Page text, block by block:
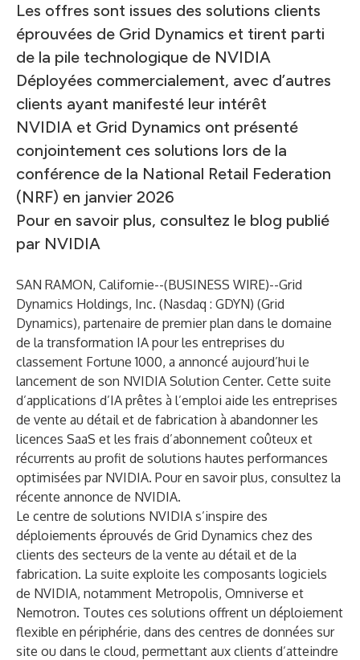
Les offres sont issues des solutions clients
éprouvées de Grid Dynamics et tirent parti
de la pile technologique de NVIDIA
Déployées commercialement, avec d’autres
clients ayant manifesté leur intérêt
NVIDIA et Grid Dynamics ont présenté
conjointement ces solutions lors de la
conférence de la National Retail Federation
(NRF) en janvier 2026
Pour en savoir plus, consultez le blog publié
par NVIDIA
SAN RAMON, Californie--(BUSINESS WIRE)--Grid
Dynamics Holdings, Inc. (Nasdaq : GDYN) (Grid
Dynamics), partenaire de premier plan dans le domaine
de la transformation IA pour les entreprises du
classement Fortune 1000, a annoncé aujourd’hui le
lancement de son NVIDIA Solution Center. Cette suite
d’applications d’IA prêtes à l’emploi aide les entreprises
de vente au détail et de fabrication à abandonner les
licences SaaS et les frais d’abonnement coûteux et
récurrents au profit de solutions hautes performances
optimisées par NVIDIA. Pour en savoir plus, consultez la
récente annonce de NVIDIA.
Le centre de solutions NVIDIA s’inspire des
déploiements éprouvés de Grid Dynamics chez des
clients des secteurs de la vente au détail et de la
fabrication. La suite exploite les composants logiciels
de NVIDIA, notamment Metropolis, Omniverse et
Nemotron. Toutes ces solutions offrent un déploiement
flexible en périphérie, dans des centres de données sur
site ou dans le cloud, permettant aux clients d’atteindre